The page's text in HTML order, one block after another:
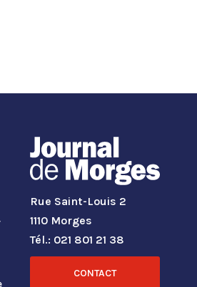
Rue Saint-Louis 2
1110 Morges
Tél.: 021 801 21 38
CONTACT